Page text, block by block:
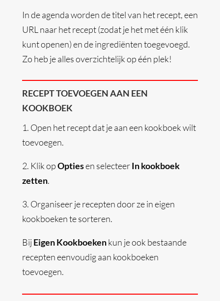
In de agenda worden de titel van het recept, een
URL naar het recept (zodat je het met één klik
kunt openen) en de ingrediënten toegevoegd.
Zo heb je alles overzichtelijk op één plek!
RECEPT TOEVOEGEN AAN EEN
KOOKBOEK
1. Open het recept dat je aan een kookboek wilt
toevoegen.
2. Klik opOptiesen selecteerIn kookboek
zetten.
3. Organiseer je recepten door ze in eigen
kookboeken te sorteren.
Bij Eigen Kookboekenkun je ook bestaande
recepten eenvoudig aan kookboeken
toevoegen.